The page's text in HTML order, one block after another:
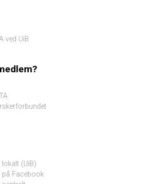
ved UiB
(UiB)
på Facebook